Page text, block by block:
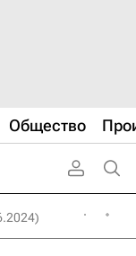
Общество